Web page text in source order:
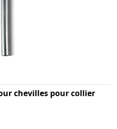
chevilles pour collier